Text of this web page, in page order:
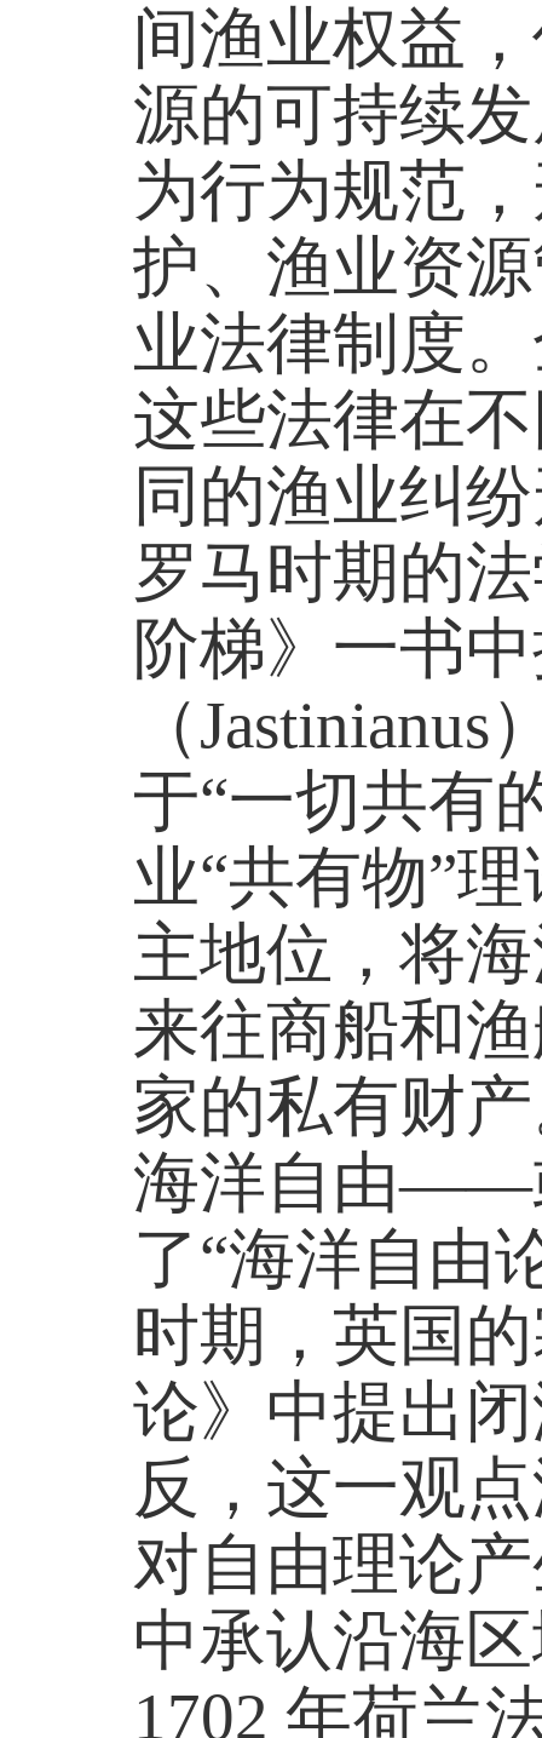
间渔业权益
源的可持续
为行为规范
护、渔业资
业法律制度
这些法律在
同的渔业纠
罗马时期的
阶梯》一书
（
于“一切共有
业“共有物”
主地位，将
来往商船和
家的私有财
海洋自由——
了“海洋自由
时期，英国
论》中提出
反，这一观
对自由理论
中承认沿海
1702 年荷兰